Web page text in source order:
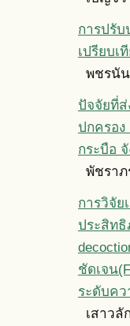
การปรั
เปรียบเ
พชรนั
ปัจจัยที่ส่
ปกครอง
กระบือ
พัชรา
การวิจั
ประสิท
ชัดเจน
ระดับคว
เสาว